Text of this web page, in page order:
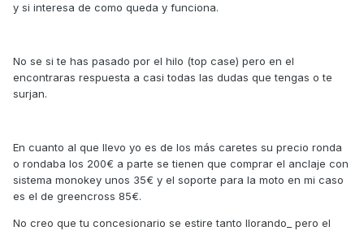
y si interesa de como queda y funciona.
No se si te has pasado por el hilo (top case) pero en el
encontraras respuesta a casi todas las dudas que tengas o te
surjan.
En cuanto al que llevo yo es de los más caretes su precio ronda
o rondaba los 200€ a parte se tienen que comprar el anclaje con
sistema monokey unos 35€ y el soporte para la moto en mi caso
es el de greencross 85€.
No creo que tu concesionario se estire tanto llorando_ pero el